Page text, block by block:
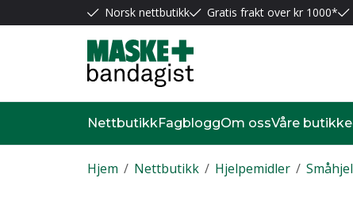
Norsk nettbutikk Gratis frakt over kr 1000*
NettbutikkFagbloggOm ossVåre
/
Hjem /
Nettbutikk /
Hjelpemidler